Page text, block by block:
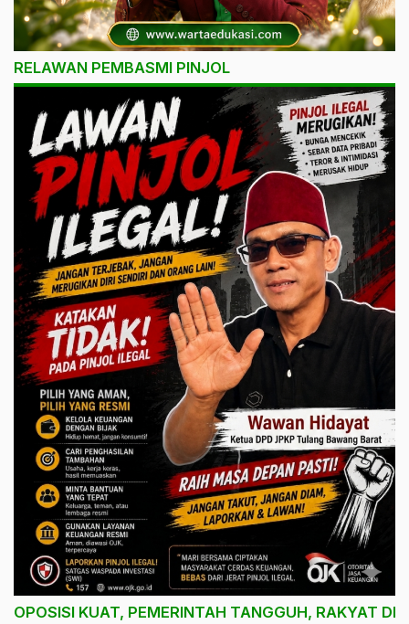
RELAWAN PEMBASMI PINJOL
OPOSISI KUAT, PEMERINTAH TANGGUH, RAKYAT